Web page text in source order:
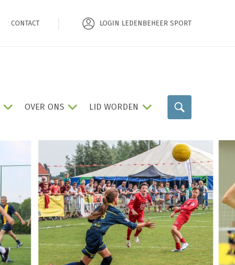
CONTACT LOGIN LEDENBEHEER SPORT
OVER ONS LID WORDEN